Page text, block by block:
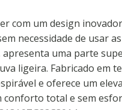
com um design
necessidade de usar
uma parte
ligeira. Fabricado em
e oferece um
total e sem